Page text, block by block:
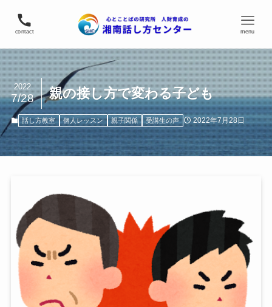
contact menu
親の接し方で変わる子ども
2022
7/28
話し方教室 個人レッスン 親子関係 受講生の声 2022年7月28日